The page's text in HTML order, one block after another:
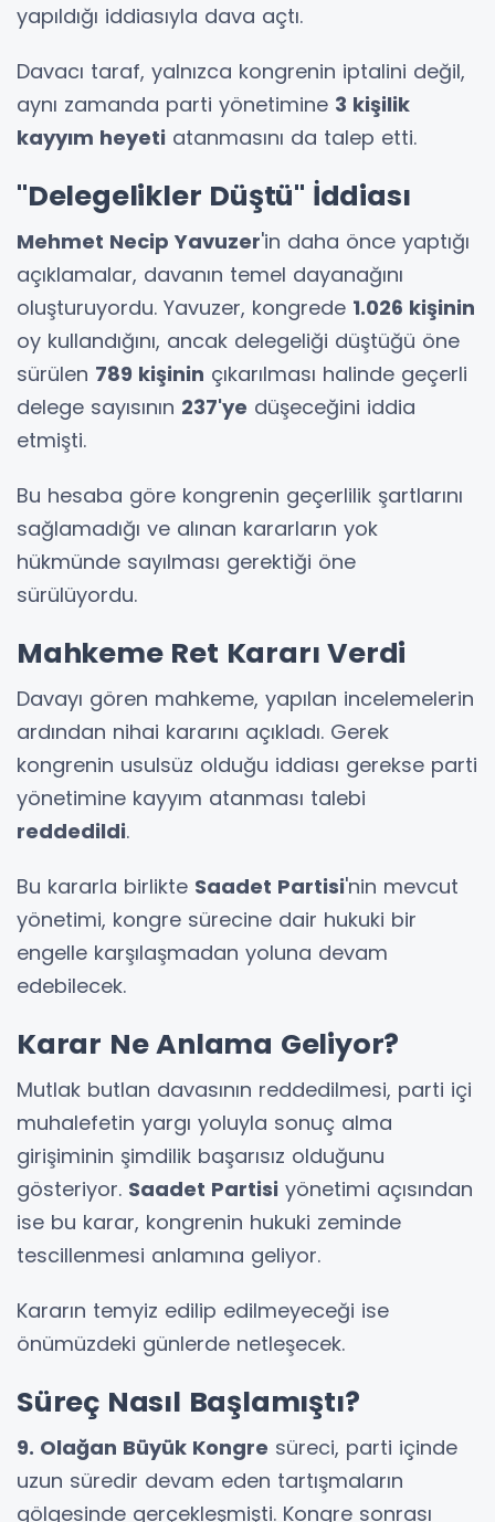
yapıldığı iddiasıyla dava açtı.
Davacı taraf, yalnızca kongrenin iptalini değil,
aynı zamanda parti yönetimine 3 kişilik
kayyım heyeti atanmasını da talep etti.
"Delegelikler Düştü" İddiası
Mehmet Necip Yavuzer'in daha önce yaptığı
açıklamalar, davanın temel dayanağını
oluşturuyordu. Yavuzer, kongrede 1.026 kişinin
oy kullandığını, ancak delegeliği düştüğü öne
sürülen 789 kişinin çıkarılması halinde geçerli
delege sayısının 237'ye düşeceğini iddia
etmişti.
Bu hesaba göre kongrenin geçerlilik şartlarını
sağlamadığı ve alınan kararların yok
hükmünde sayılması gerektiği öne
sürülüyordu.
Mahkeme Ret Kararı Verdi
Davayı gören mahkeme, yapılan incelemelerin
ardından nihai kararını açıkladı. Gerek
kongrenin usulsüz olduğu iddiası gerekse parti
yönetimine kayyım atanması talebi
reddedildi.
Bu kararla birlikte Saadet Partisi'nin mevcut
yönetimi, kongre sürecine dair hukuki bir
engelle karşılaşmadan yoluna devam
edebilecek.
Karar Ne Anlama Geliyor?
Mutlak butlan davasının reddedilmesi, parti içi
muhalefetin yargı yoluyla sonuç alma
girişiminin şimdilik başarısız olduğunu
gösteriyor. Saadet Partisi yönetimi açısından
ise bu karar, kongrenin hukuki zeminde
tescillenmesi anlamına geliyor.
Kararın temyiz edilip edilmeyeceği ise
önümüzdeki günlerde netleşecek.
Süreç Nasıl Başlamıştı?
9. Olağan Büyük Kongre süreci, parti içinde
uzun süredir devam eden tartışmaların
gölgesinde gerçekleşmişti. Kongre sonrası